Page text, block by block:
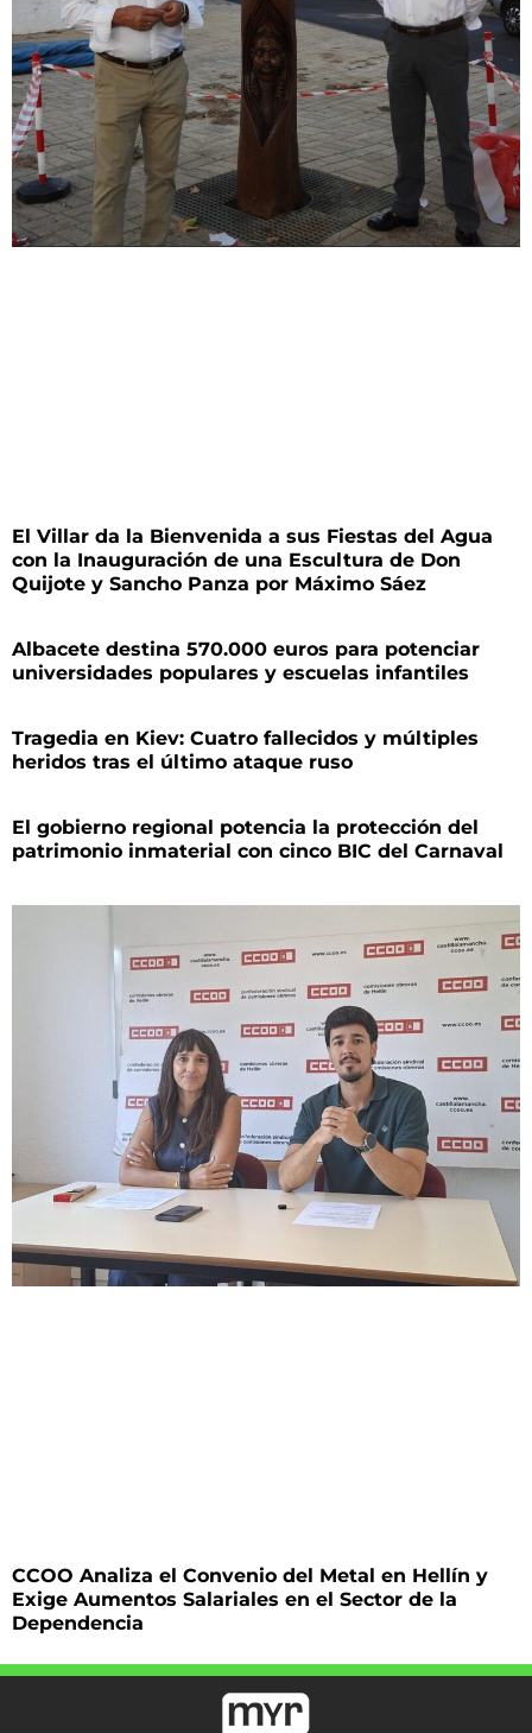
El Villar da la Bienvenida a sus Fiestas del Agua
con la Inauguración de una Escultura de Don
Quijote y Sancho Panza por Máximo Sáez
Albacete destina 570.000 euros para potenciar
universidades populares y escuelas infantiles
Tragedia en Kiev: Cuatro fallecidos y múltiples
heridos tras el último ataque ruso
El gobierno regional potencia la protección del
patrimonio inmaterial con cinco BIC del Carnaval
CCOO Analiza el Convenio del Metal en Hellín y
Exige Aumentos Salariales en el Sector de la
Dependencia